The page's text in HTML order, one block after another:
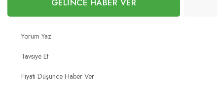
Yorum Yaz
Tavsiye Et
Fiyatı Düşünce Haber Ver